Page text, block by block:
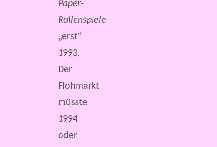
Paper-
Rollenspiele
„erst“
1993.
Der
Flohmarkt
müsste
1994
oder